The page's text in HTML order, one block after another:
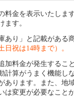
料金を表示いたしま
ます。
あり」と記載がある
祝は14時まで）。
加料金が発生するこ
計算がうまく機能し
あります。また、地
は変更が必要なこと